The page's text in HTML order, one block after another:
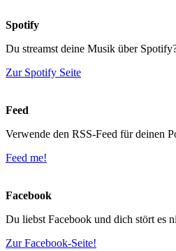
Spotify
Du streamst deine Musik über
Zur Spotify Seite
Feed
Verwende den RSS-Feed für deinen
Feed me!
Facebook
Du liebst Facebook und dich stört es
Zur Facebook-Seite!